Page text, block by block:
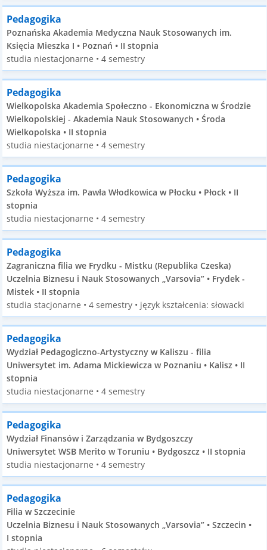
Pedagogika
Poznańska Akademia Medyczna Nauk Stosowanych im.
Księcia Mieszka I • Poznań • II stopnia
studia niestacjonarne • 4 semestry
Pedagogika
Wielkopolska Akademia Społeczno - Ekonomiczna w Środzie
Wielkopolskiej - Akademia Nauk Stosowanych • Środa
Wielkopolska • II stopnia
studia niestacjonarne • 4 semestry
Pedagogika
Szkoła Wyższa im. Pawła Włodkowica w Płocku • Płock • II
stopnia
studia niestacjonarne • 4 semestry
Pedagogika
Zagraniczna filia we Frydku - Mistku (Republika Czeska)
Uczelnia Biznesu i Nauk Stosowanych „Varsovia” • Frydek -
Mistek • II stopnia
studia stacjonarne • 4 semestry • język kształcenia: słowacki
Pedagogika
Wydział Pedagogiczno-Artystyczny w Kaliszu - filia
Uniwersytet im. Adama Mickiewicza w Poznaniu • Kalisz • II
stopnia
studia niestacjonarne • 4 semestry
Pedagogika
Wydział Finansów i Zarządzania w Bydgoszczy
Uniwersytet WSB Merito w Toruniu • Bydgoszcz • II stopnia
studia niestacjonarne • 4 semestry
Pedagogika
Filia w Szczecinie
Uczelnia Biznesu i Nauk Stosowanych „Varsovia” • Szczecin •
I stopnia